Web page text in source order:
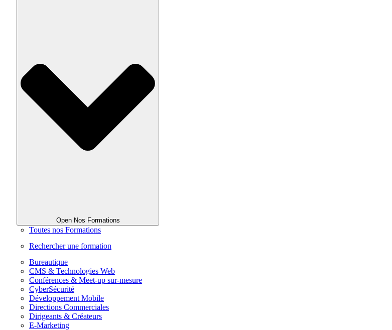
Open Nos Formations
Toutes nos Formations
Rechercher une formation
Bureautique
CMS & Technologies Web
Conférences & Meet-up sur-mesure
CyberSécurité
Développement Mobile
Directions Commerciales
Dirigeants & Créateurs
E-Marketing